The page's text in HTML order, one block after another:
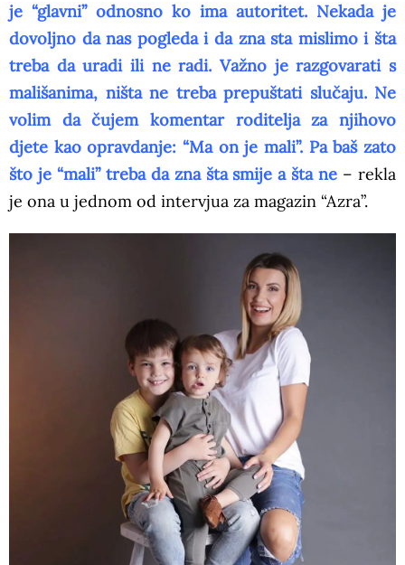
je “glavni” odnosno ko ima autoritet. Nekada je
dovoljno da nas pogleda i da zna sta mislimo i šta
treba da uradi ili ne radi. Važno je razgovarati s
mališanima, ništa ne treba prepuštati slučaju. Ne
volim da čujem komentar roditelja za njihovo
djete kao opravdanje: “Ma on je mali”. Pa baš zato
što je “mali” treba da zna šta smije a šta ne – rekla
je ona u jednom od intervjua za magazin “Azra”.